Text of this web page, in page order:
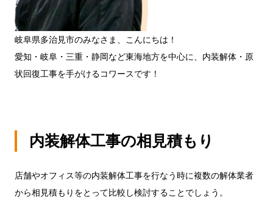
岐阜県多治見市のみなさま、こんにちは！
愛知・岐阜・三重・静岡など東海地方を中心に、内装解体・原
状回復工事を手がけるコワースです！
内装解体工事の相見積もり
店舗やオフィス等の内装解体工事を行なう時に複数の解体業者
から相見積もりをとって比較し検討することでしょう。